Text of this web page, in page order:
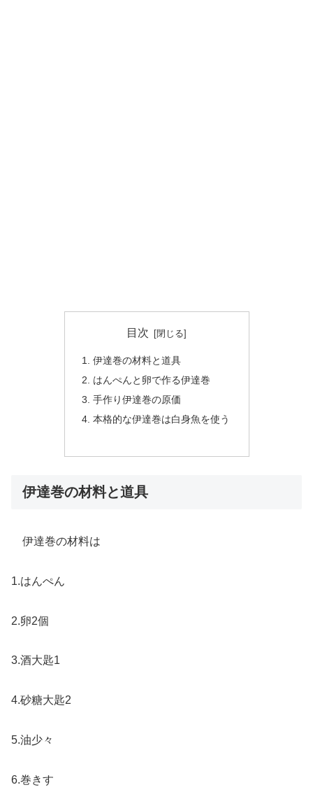
目次
伊達巻の材料と道具
はんぺんと卵で作る伊達巻
手作り伊達巻の原価
本格的な伊達巻は白身魚を使う
伊達巻の材料と道具
伊達巻の材料は
1.はんぺん
2.卵2個
3.酒大匙1
4.砂糖大匙2
5.油少々
6.巻きす